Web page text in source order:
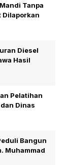
Tanpa
Dilaporkan
Diesel
Hasil
Pelatihan
Dinas
Bangun
Muhammad